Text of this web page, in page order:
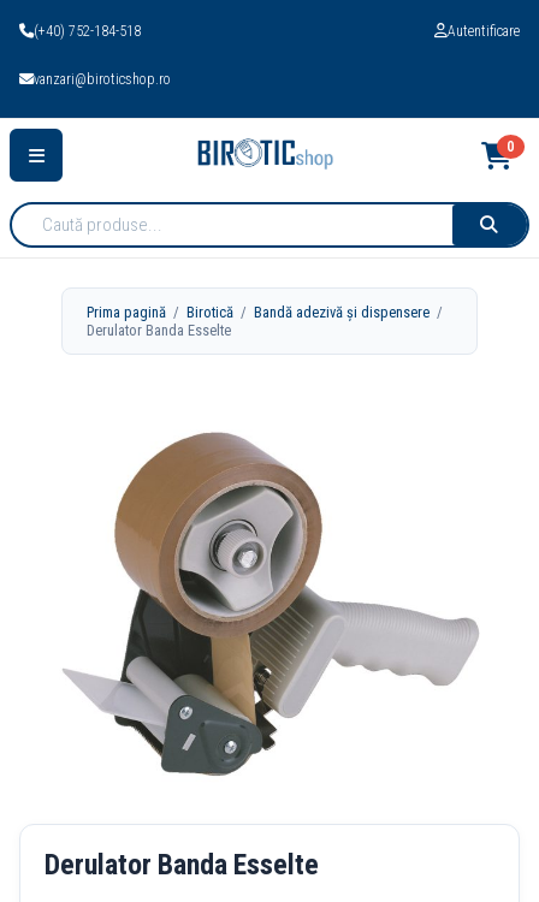
(+40) 752-184-518
vanzari@biroticshop.ro
Autentificare
Cauta
produse:
0
Prima pagină /Birotică /Bandă adezivă și dispensere /
Derulator Banda Esselte
Derulator Banda Esselte